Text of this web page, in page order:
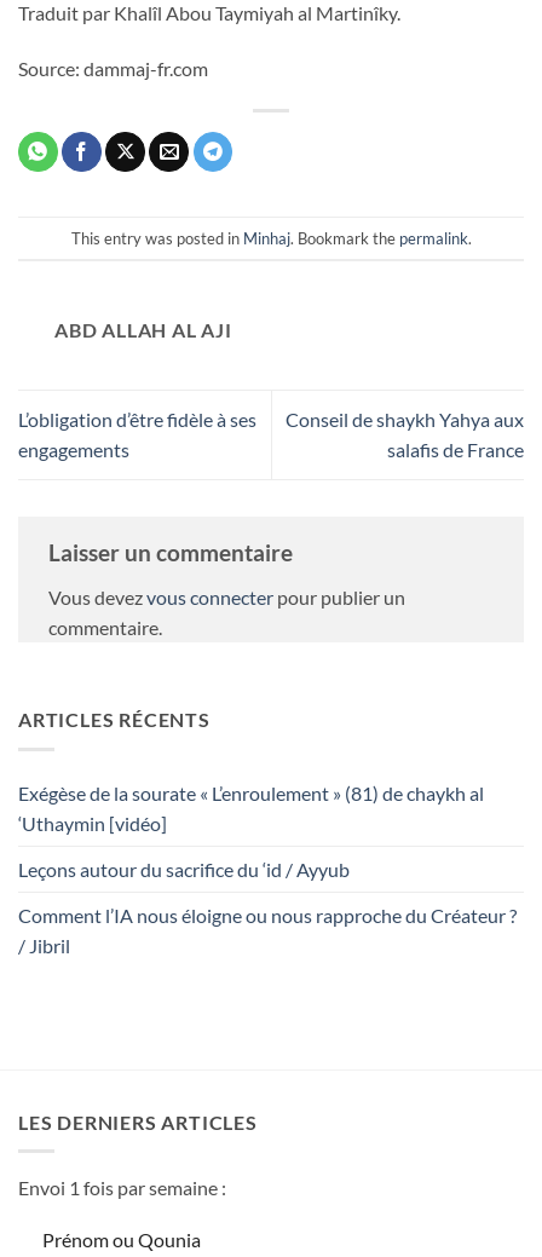
Traduit par Khalîl Abou Taymiyah al Martinîky.
Source: dammaj-fr.com
This entry was posted in Minhaj. Bookmark the permalink.
ABD ALLAH AL AJI
L’obligation d’être fidèle à ses
engagements
Conseil de shaykh Yahya aux
salafis de France
Laisser un commentaire
Vous devezvous connecter pour publier un
commentaire.
ARTICLES RÉCENTS
Exégèse de la sourate « L’enroulement » (81) de chaykh al
‘Uthaymin [vidéo]
Leçons autour du sacrifice du ‘id / Ayyub
Comment l’IA nous éloigne ou nous rapproche du Créateur ?
/ Jibril
LES DERNIERS ARTICLES
Envoi 1 fois par semaine :
Prénom ou Qounia